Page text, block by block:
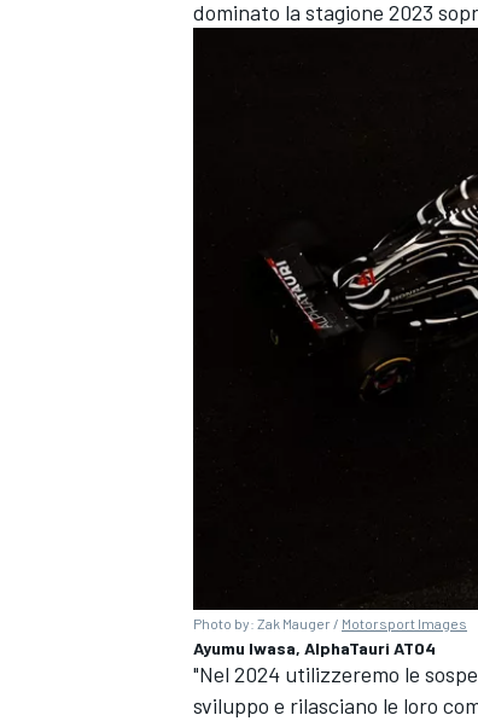
ENDURANCE/GT
dominato la stagione 2023
Photo by: Zak Mauger / Motorsport Images
Ayumu Iwasa, AlphaTauri AT04
"Nel 2024 utilizzeremo le
sviluppo e rilasciano le loro